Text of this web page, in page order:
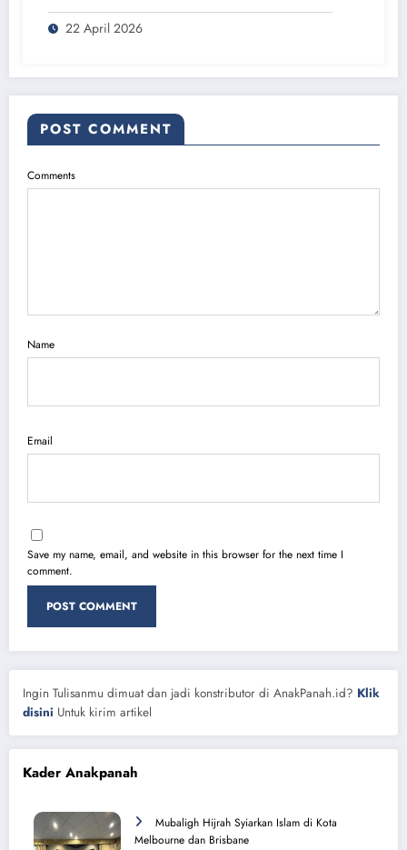
22 April 2026
POST COMMENT
Comments
Name
Email
Save my name, email, and website in this browser for the next time I
comment.
Ingin Tulisanmu dimuat dan jadi konstributor di AnakPanah.id? Klik
disini Untuk kirim artikel
Kader Anakpanah
Mubaligh Hijrah Syiarkan Islam di Kota
Melbourne dan Brisbane